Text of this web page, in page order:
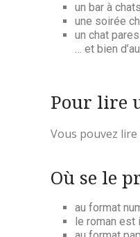
un bar à
une soirée
un chat
… et bien
Pour lire
Vous pouvez
Où se le
au format
le roman est